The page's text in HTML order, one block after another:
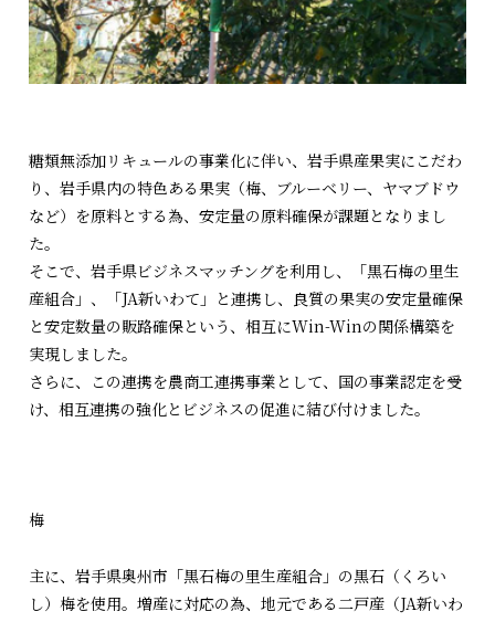
糖類無添加リキュールの事業化に伴い、岩手県産果実にこだわ
り、岩手県内の特色ある果実（梅、ブルーベリー、ヤマブドウ
など）を原料とする為、安定量の原料確保が課題となりまし
た。
そこで、岩手県ビジネスマッチングを利用し、「黒石梅の里生
産組合」、「JA新いわて」と連携し、良質の果実の安定量確保
と安定数量の販路確保という、相互にWin-Winの関係構築を
実現しました。
さらに、この連携を農商工連携事業として、国の事業認定を受
け、相互連携の強化とビジネスの促進に結び付けました。
梅
主に、岩手県奥州市「黒石梅の里生産組合」の黒石（くろい
し）梅を使用。増産に対応の為、地元である二戸産（JA新いわ